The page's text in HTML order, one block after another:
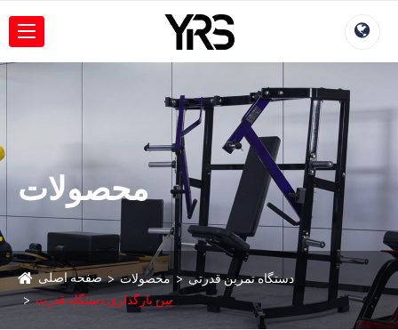
محصولات
صفحه اصلی محصولات
دستگاه تمرین قدرتی
پین بارگذاری دستگاه قدرت